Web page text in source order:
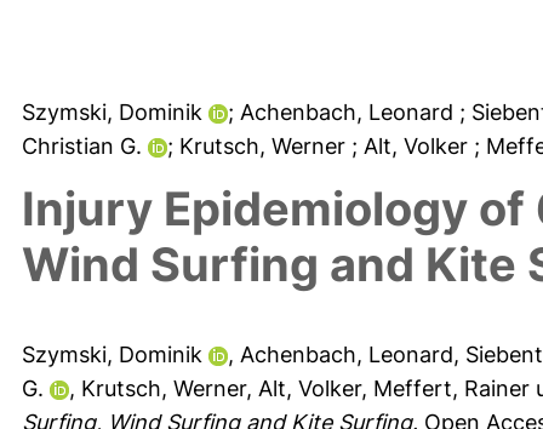
Szymski, Dominik ; Achenbach, Leonard ;
Christian G.
; Krutsch, Werner ; Alt, Volker ;
Injury Epidemiology
Wind Surfing and Kite
Szymski, Dominik , Achenbach, Leonard,
G.
, Krutsch, Werner, Alt, Volker, Meffert, Rainer
Surfing, Wind Surfing and Kite Surfing. Open